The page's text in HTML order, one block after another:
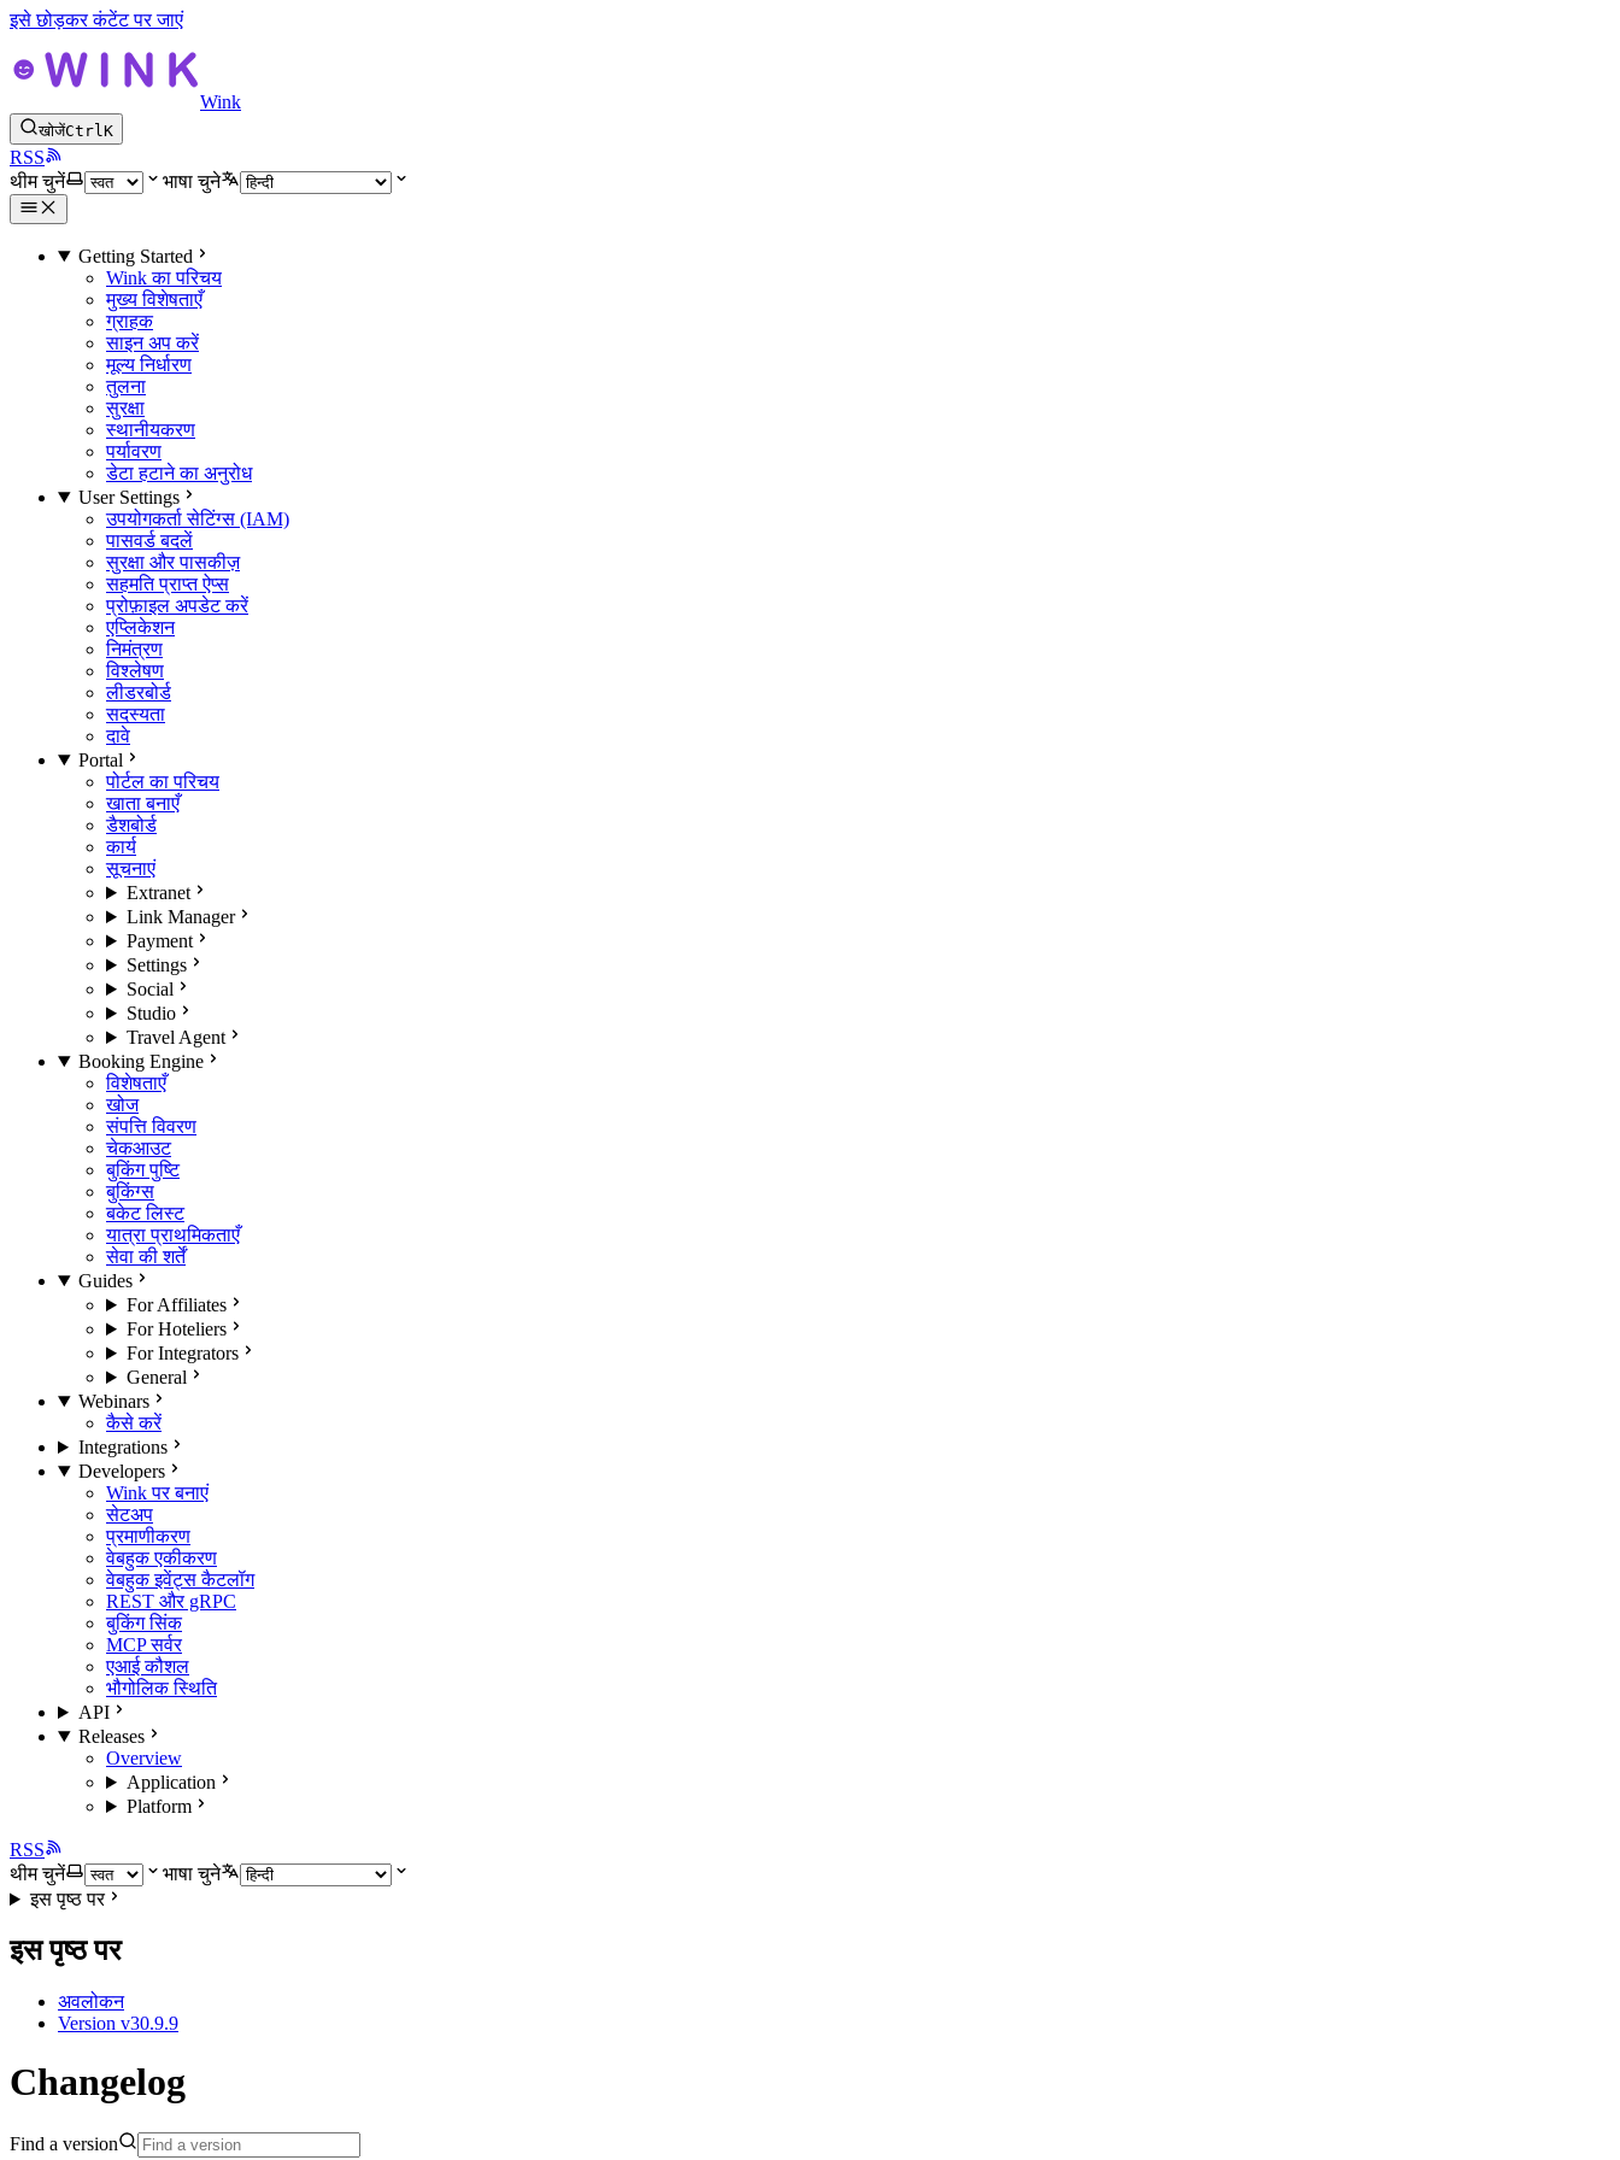
इसे छोड़कर कंटेंट पर जाएं
Wink
खोजेंCtrlK
RSS
थीम चुनें
भाषा चुने
Getting Started
Wink का परिचय
मुख्य विशेषताएँ
ग्राहक
साइन अप करें
मूल्य निर्धारण
तुलना
सुरक्षा
स्थानीयकरण
पर्यावरण
डेटा हटाने का अनुरोध
User Settings
उपयोगकर्ता सेटिंग्स (IAM)
पासवर्ड बदलें
सुरक्षा और पासकीज़
सहमति प्राप्त ऐप्स
प्रोफ़ाइल अपडेट करें
एप्लिकेशन
निमंत्रण
विश्लेषण
लीडरबोर्ड
सदस्यता
दावे
Portal
पोर्टल का परिचय
खाता बनाएँ
डैशबोर्ड
कार्य
सूचनाएं
Extranet
Link Manager
Payment
Settings
Social
Studio
Travel Agent
Booking Engine
विशेषताएँ
खोज
संपत्ति विवरण
चेकआउट
बुकिंग पुष्टि
बुकिंग्स
बकेट लिस्ट
यात्रा प्राथमिकताएँ
सेवा की शर्तें
Guides
For Affiliates
For Hoteliers
For Integrators
General
Webinars
कैसे करें
Integrations
Developers
Wink पर बनाएं
सेटअप
प्रमाणीकरण
वेबहुक एकीकरण
वेबहुक इवेंट्स कैटलॉग
REST और gRPC
बुकिंग सिंक
MCP सर्वर
एआई कौशल
भौगोलिक स्थिति
API
Releases
Overview
Application
Platform
RSS
थीम चुनें
भाषा चुने
इस पृष्ठ पर
इस पृष्ठ पर
अवलोकन
Version v30.9.9
Changelog
Find a version